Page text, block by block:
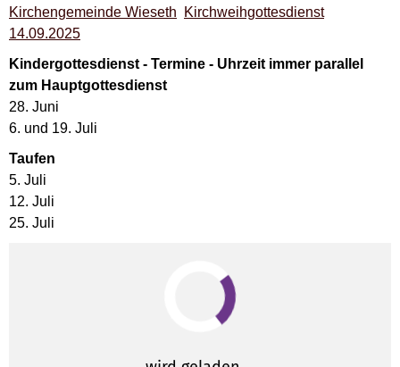
Kirchengemeinde Wieseth
Kirchweihgottesdienst
14.09.2025
Kindergottesdienst - Termine - Uhrzeit immer parallel
zum Hauptgottesdienst
28. Juni
6. und 19. Juli
Taufen
5. Juli
12. Juli
25. Juli